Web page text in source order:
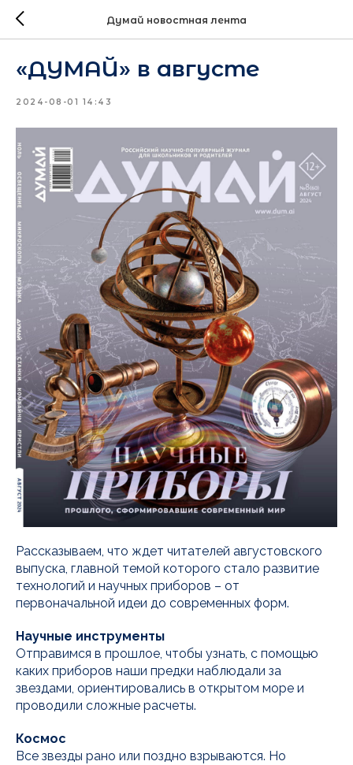
Думай новостная лента
«ДУМАЙ» в августе
2024-08-01 14:43
Рассказываем, что ждет читателей августовского
выпуска, главной темой которого стало развитие
технологий и научных приборов – от
первоначальной идеи до современных форм.
Научные инструменты
Отправимся в прошлое, чтобы узнать, с помощью
каких приборов наши предки наблюдали за
звездами, ориентировались в открытом море и
проводили сложные расчеты.
Космос
Все звезды рано или поздно взрываются. Но